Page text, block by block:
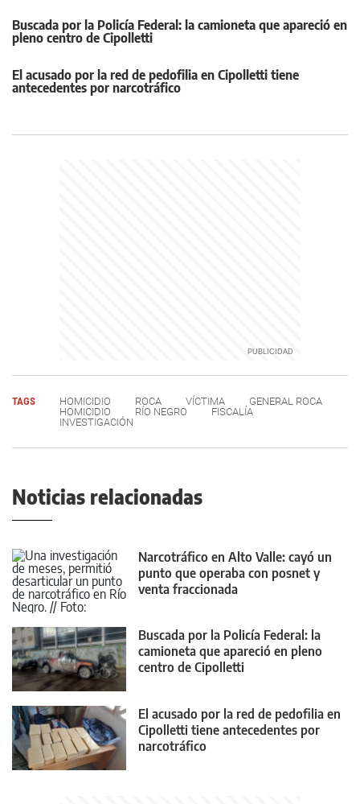
Buscada por la Policía Federal: la camioneta que apareció en
pleno centro de Cipolletti
El acusado por la red de pedofilia en Cipolletti tiene
antecedentes por narcotráfico
TAGS HOMICIDIO ROCA VÍCTIMA
GENERAL ROCA
HOMICIDIO
RÍO NEGRO
FISCALÍA
INVESTIGACIÓN
Noticias relacionadas
Narcotráfico en Alto Valle: cayó un
punto que operaba con posnet y
venta fraccionada
Buscada por la Policía Federal: la
camioneta que apareció en pleno
centro de Cipolletti
El acusado por la red de pedofilia en
Cipolletti tiene antecedentes por
narcotráfico